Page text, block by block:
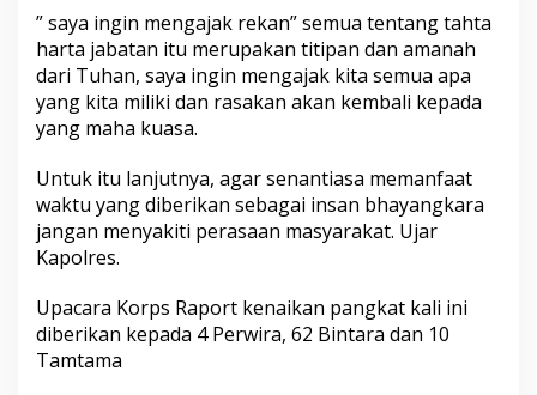
” saya ingin mengajak rekan” semua tentang tahta
harta jabatan itu merupakan titipan dan amanah
dari Tuhan, saya ingin mengajak kita semua apa
yang kita miliki dan rasakan akan kembali kepada
yang maha kuasa.
Untuk itu lanjutnya, agar senantiasa memanfaat
waktu yang diberikan sebagai insan bhayangkara
jangan menyakiti perasaan masyarakat. Ujar
Kapolres.
Upacara Korps Raport kenaikan pangkat kali ini
diberikan kepada 4 Perwira, 62 Bintara dan 10
Tamtama